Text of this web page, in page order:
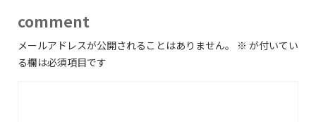
comment
メールアドレスが公開されることはありません。 ※ が付いてい
る欄は必須項目です